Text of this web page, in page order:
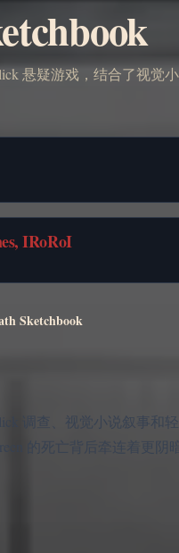
悬疑游戏，结合了视觉
IRoRoI
Sketchbook
调查、视觉小说叙事
的死亡背后牵连着更阴